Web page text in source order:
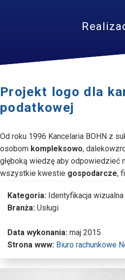
Projekt logo dla
podatkowej
Od roku 1996 Kancelaria BOHN z
osobom kompleksowo,
głęboką wiedzę aby odpowiedzieć
wszystkie kwestie gospodarcze,
Kategoria: Identyfikacja wizualna
Branża: Usługi
Data wykonania: maj 2015
Strona www: Biuro rachunkowe